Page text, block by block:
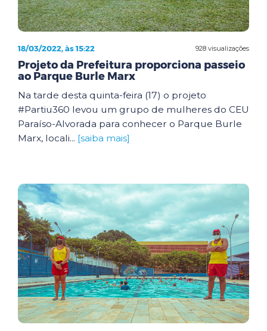
928 visualizações
18/03/2022, às 15:22
Projeto da Prefeitura proporciona passeio
ao Parque Burle Marx
Na tarde desta quinta-feira (17) o projeto
#Partiu360 levou um grupo de mulheres do CEU
Paraíso-Alvorada para conhecer o Parque Burle
Marx, locali... [saiba mais]